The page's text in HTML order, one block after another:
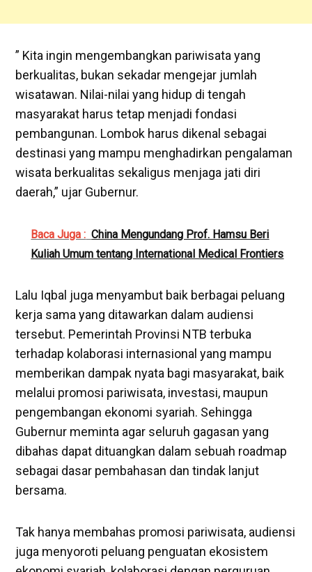
” Kita ingin mengembangkan pariwisata yang
berkualitas, bukan sekadar mengejar jumlah
wisatawan. Nilai-nilai yang hidup di tengah
masyarakat harus tetap menjadi fondasi
pembangunan. Lombok harus dikenal sebagai
destinasi yang mampu menghadirkan pengalaman
wisata berkualitas sekaligus menjaga jati diri
daerah,” ujar Gubernur.
Baca Juga : China Mengundang Prof. Hamsu Beri
Kuliah Umum tentang International Medical Frontiers
Lalu Iqbal juga menyambut baik berbagai peluang
kerja sama yang ditawarkan dalam audiensi
tersebut. Pemerintah Provinsi NTB terbuka
terhadap kolaborasi internasional yang mampu
memberikan dampak nyata bagi masyarakat, baik
melalui promosi pariwisata, investasi, maupun
pengembangan ekonomi syariah. Sehingga
Gubernur meminta agar seluruh gagasan yang
dibahas dapat dituangkan dalam sebuah roadmap
sebagai dasar pembahasan dan tindak lanjut
bersama.
Tak hanya membahas promosi pariwisata, audiensi
juga menyoroti peluang penguatan ekosistem